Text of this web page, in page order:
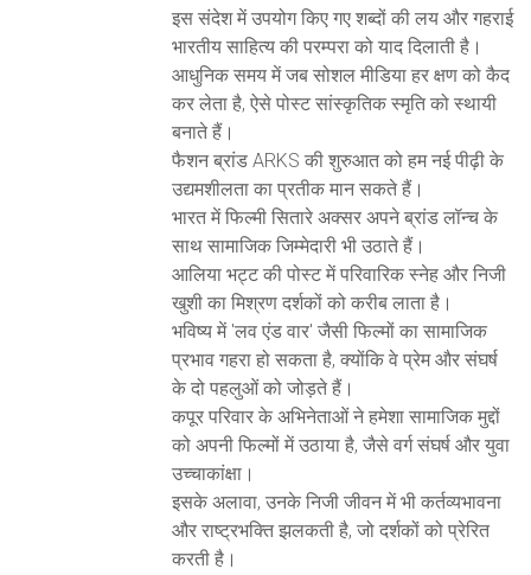
इस संदेश में उपयोग किए गए शब्दों की लय और गहराई
भारतीय साहित्य की परम्परा को याद दिलाती है।
आधुनिक समय में जब सोशल मीडिया हर क्षण को कैद
कर लेता है, ऐसे पोस्ट सांस्कृतिक स्मृति को स्थायी
बनाते हैं।
फैशन ब्रांड ARKS की शुरुआत को हम नई पीढ़ी के
उद्यमशीलता का प्रतीक मान सकते हैं।
भारत में फिल्मी सितारे अक्सर अपने ब्रांड लॉन्च के
साथ सामाजिक जिम्मेदारी भी उठाते हैं।
आलिया भट्ट की पोस्ट में परिवारिक स्नेह और निजी
खुशी का मिश्रण दर्शकों को करीब लाता है।
भविष्य में 'लव एंड वार' जैसी फिल्मों का सामाजिक
प्रभाव गहरा हो सकता है, क्योंकि वे प्रेम और संघर्ष
के दो पहलुओं को जोड़ते हैं।
कपूर परिवार के अभिनेताओं ने हमेशा सामाजिक मुद्दों
को अपनी फिल्मों में उठाया है, जैसे वर्ग संघर्ष और युवा
उच्चाकांक्षा।
इसके अलावा, उनके निजी जीवन में भी कर्तव्यभावना
और राष्ट्रभक्ति झलकती है, जो दर्शकों को प्रेरित
करती है।